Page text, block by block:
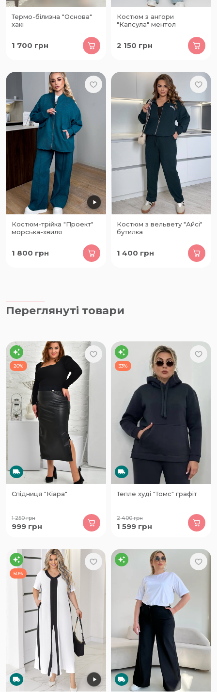
Термо-білизна "Основа"
хакі
1 700 грн
Костюм з ангори
"Капсула" ментол
2 150 грн
Костюм-трійка "Проект"
морська-хвиля
1 800 грн
Костюм з вельвету "Айсі"
бутилка
1 400 грн
Переглянуті товари
20%
Спідниця "Кіара"
1 250грн
999 грн
33%
Тепле худі "Томс" графіт
2 400грн
1 599 грн
50%